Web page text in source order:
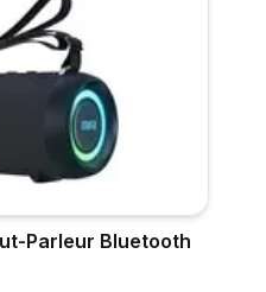
Parleur Bluetooth